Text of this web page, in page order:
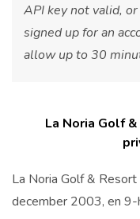
API key not valid,
signed up for an
allow up to 30
La Noria Golf
La Noria Golf &
december 2003, en